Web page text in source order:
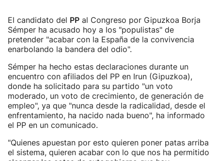
El candidato del PP al Congreso por Gipuzkoa Borja
Sémper ha acusado hoy a los "populistas" de
pretender "acabar con la España de la convivencia
enarbolando la bandera del odio".
Sémper ha hecho estas declaraciones durante un
encuentro con afiliados del PP en Irun (Gipuzkoa),
donde ha solicitado para su partido "un voto
moderado, un voto de crecimiento, de generación de
empleo", ya que "nunca desde la radicalidad, desde el
enfrentamiento, ha nacido nada bueno", ha informado
el PP en un comunicado.
"Quienes apuestan por esto quieren poner patas arriba
el sistema, quieren acabar con lo que nos ha permitido